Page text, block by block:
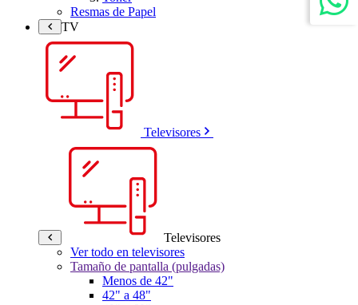
Resmas de Papel
TV
Televisores
Televisores
Ver todo en televisores
Tamaño de pantalla (pulgadas)
Menos de 42"
42" a 48"